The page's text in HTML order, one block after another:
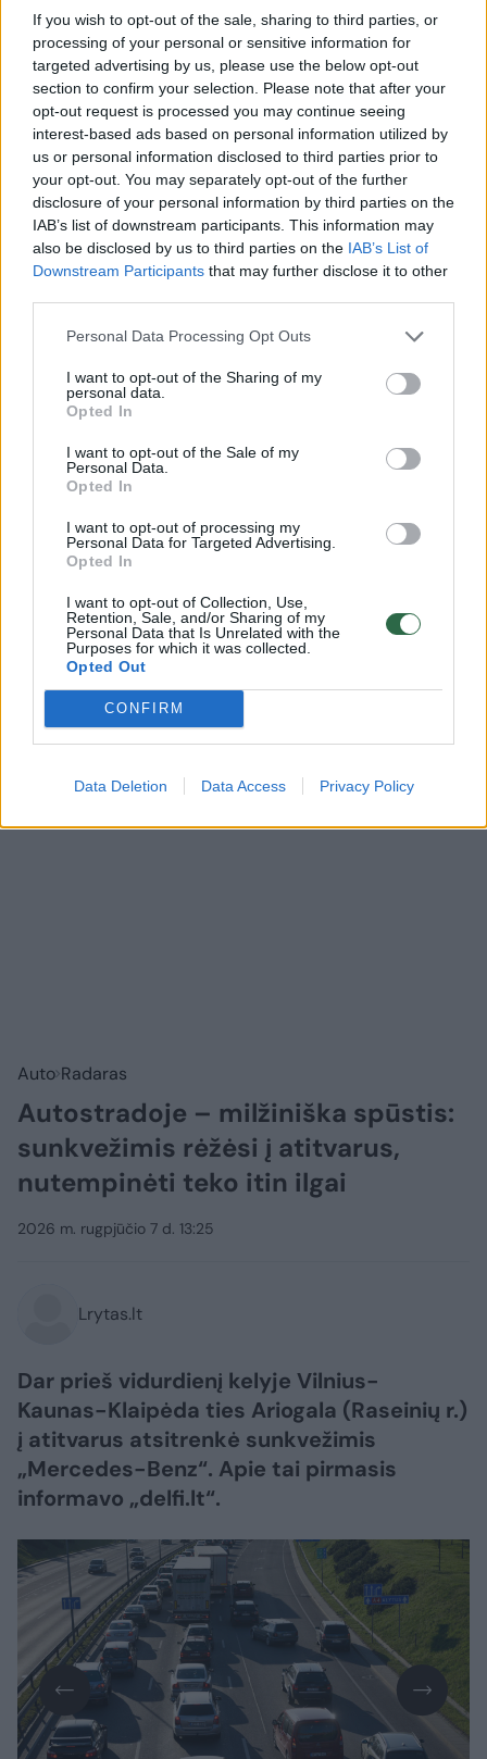
If you wish to opt-out of the sale, sharing to third parties, or
processing of your personal or sensitive information for
targeted advertising by us, please use the below opt-out
section to confirm your selection. Please note that after your
opt-out request is processed you may continue seeing
interest-based ads based on personal information utilized by
us or personal information disclosed to third parties prior to
your opt-out. You may separately opt-out of the further
disclosure of your personal information by third parties on the
IAB’s list of downstream participants. This information may
also be disclosed by us to third parties on the IAB’s List of
Downstream Participants that may further disclose it to other
Personal Data Processing Opt Outs
I want to opt-out of the Sharing of my
personal data.
Opted In
I want to opt-out of the Sale of my
Personal Data.
Opted In
I want to opt-out of processing my
Personal Data for Targeted Advertising.
Opted In
I want to opt-out of Collection, Use,
Retention, Sale, and/or Sharing of my
Personal Data that Is Unrelated with the
Purposes for which it was collected.
Opted Out
CONFIRM
Data Deletion Data Access Privacy Policy
automobilio sėdynės vidutiniškai atsiduria
per pirmąsias gaudynių minutes.
Beveik dvejus metus taikoma praktika
pasiteisina – vien Londone
motociklus vairuojančių nusikaltėlių skaičius
sumažėjo daugiau nei 53 proc.
Rodyti daugiau žymių
Komentuoti gali tik Lrytas registruoti vartotojai.
Prisijunkite prie registruotų vartotojų
bendruomenės ir bendraukite komentaruose!
Rodyti komentarus
Prisijungti komentatoriams
Auto Radaras
Autostradoje – milžiniška spūstis:
sunkvežimis rėžėsi į atitvarus,
nutempinėti teko itin ilgai
2026 m. rugpjūčio 7 d. 13:25
Lrytas.lt
Dar prieš vidurdienį kelyje Vilnius-
Kaunas-Klaipėda ties Ariogala (Raseinių r.)
į atitvarus atsitrenkė sunkvežimis
„Mercedes-Benz“. Apie tai pirmasis
informavo „delfi.lt“.